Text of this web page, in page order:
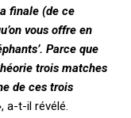
finale (de ce
vous offre en
Parce que
trois matches
de ces trois
a-t-il révélé.